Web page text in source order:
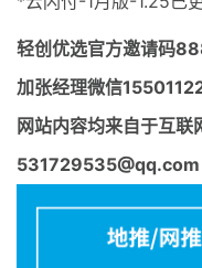
轻创优选官方邀请码
加张经理微信
网站内容均来自于互联
531729535@qq.com